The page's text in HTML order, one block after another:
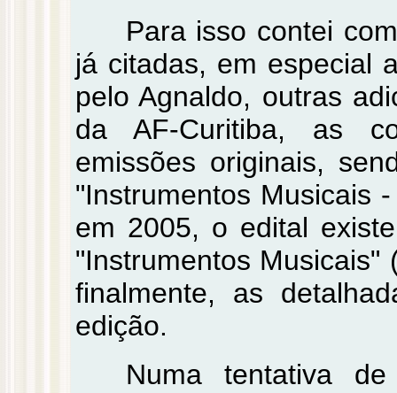
Para isso contei
já citadas, em especial
pelo Agnaldo, outras
da AF-Curitiba, as
emissões originais,
"Instrumentos Musicais
em 2005, o edital
"Instrumentos
finalmente, as
edição.
Numa tentativa